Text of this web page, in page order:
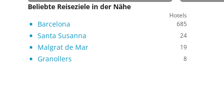
Beliebte Reiseziele in der Nähe
Hotels
Barcelona 685
Santa Susanna 24
Malgrat de Mar 19
Granollers 8